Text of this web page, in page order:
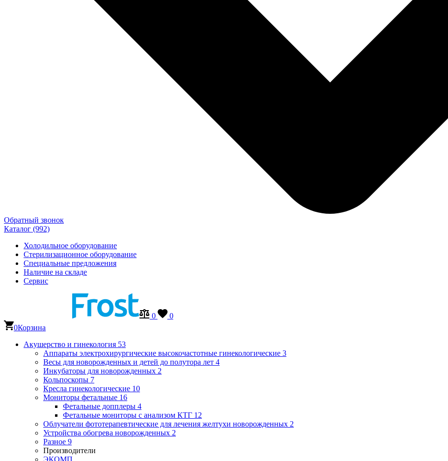
Обратный звонок
Каталог (992)
Холодильное оборудование
Стерилизационное оборудование
Специальные предложения
Наличие на складе
Сервис
0
0
0Корзина
Акушерство и гинекология 53
Аппараты электрохирургические высокочастотные гинекологические 3
Весы для новорожденных и детей до полутора лет 4
Инкубаторы для новорожденных 2
Кольпоскопы 7
Кресла гинекологические 10
Мониторы фетальные 16
Фетальные допплеры 4
Фетальные мониторы с анализом КТГ 12
Облучатели фототерапевтические для лечения желтухи новорожденных 2
Устройства обогрева новорожденных 2
Разное 9
Производители
ЭКОМП